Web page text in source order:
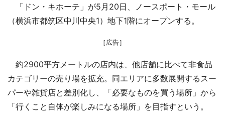
「ドン・キホーテ」が5月20日、ノースポート・モール
（横浜市都筑区中川中央1）地下1階にオープンする。
［広告］
約2900平方メートルの店内は、他店舗に比べて非食品
カテゴリーの売り場を拡充。同エリアに多数展開するスー
パーや雑貨店と差別化し、「必要なものを買う場所」から
「行くこと自体が楽しみになる場所」を目指すという。